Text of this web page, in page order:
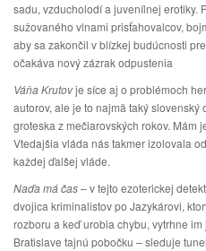
sadu, vzducholodí a juvenílnej erotiky.
sužovaného vlnami prisťahovalcov,
aby sa zakončil v blízkej budúcnosti
očakáva nový zázrak odpustenia
Váňa Krutovje síce aj o problémoch
autorov, ale je to najmä taký
groteska z mečiarovských rokov. Mám
Vtedajšia vláda nás takmer izolovala
každej ďalšej vláde.
Naďa má čas– v tejto ezoterickej
dvojica kriminalistov po Jazykárovi,
rozboru a keď urobia chybu, vytrhne
Bratislave tajnú pobočku – sleduje